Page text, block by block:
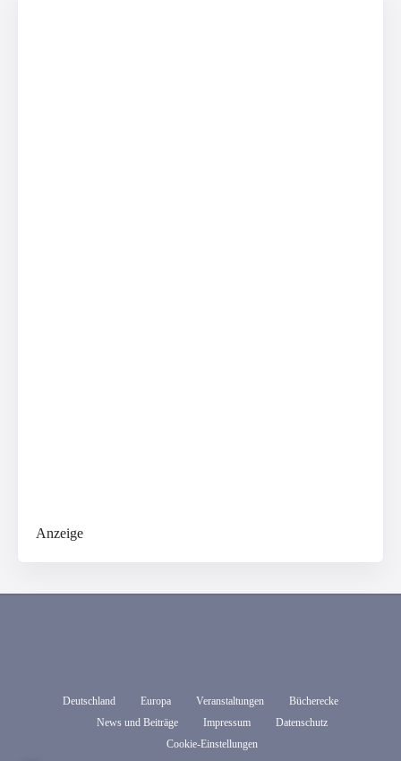
Anzeige
Deutschland Europa Veranstaltungen
Bücherecke
News und Beiträge
Impressum
Datenschutz
Cookie-Einstellungen